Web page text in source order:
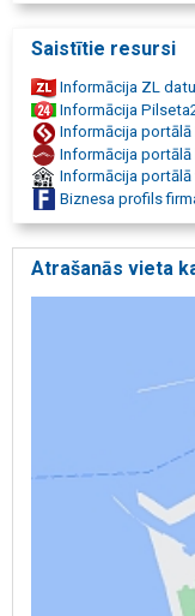
interjeru dekoru
uzstādīšana, montāža,
skolas mēbeles,
sekcijas, galdi, krēsli,
gatavotas mēbeles,
roku darbs, ražots
Galdniecība Liepājā,
Saistītie resursi
Informācija ZL
Informācija
Informācija
Informācija portālā
Informācija portālā
Biznesa profils
Atrašanās vieta